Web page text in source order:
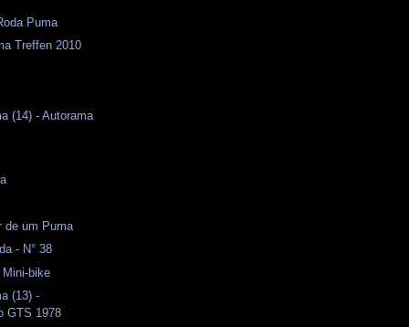
Puma
Treffen 2010
(14) - Autorama
de um Puma
- N° 38
Mini-bike
(13) -
GTS 1978